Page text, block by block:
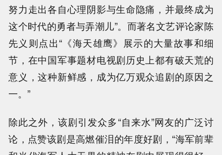
努力走出各自心理阴影与生命隐痛，并最终成为
这个时代的勇者与弄潮儿”。而著名文艺评论家陈
先义则点出“《海天雄鹰》展示的大量故事和细
节，在中国军事题材电视剧历史上都有破天荒的
意义，这种新鲜感，成为亿万观众追剧的原因之
一。”
除此之外，该剧引发众多“自来水”网友的广泛讨
论，点赞该剧是高燃催泪的年度好剧，“海军前辈